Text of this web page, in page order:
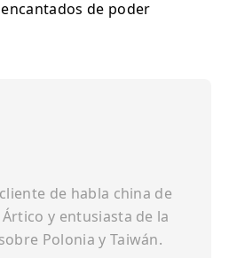
de poder
de habla china de
y entusiasta de la
Polonia y Taiwán.